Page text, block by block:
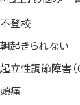
不登校
朝起きられない
起立性調節障害（
頭痛